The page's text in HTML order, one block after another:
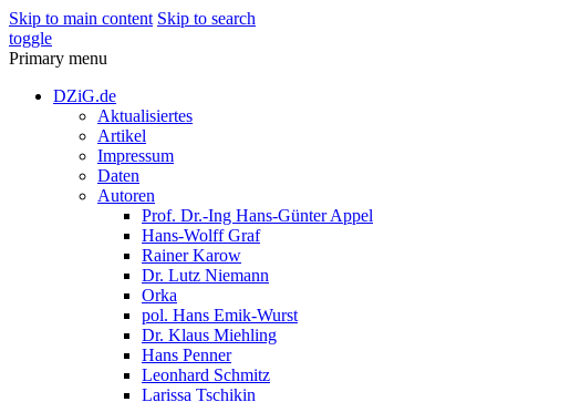
Skip to main content Skip to search
toggle
Primary menu
DZiG.de
Aktualisiertes
Artikel
Impressum
Daten
Autoren
Prof. Dr.-Ing Hans-Günter Appel
Hans-Wolff Graf
Rainer Karow
Dr. Lutz Niemann
Orka
pol. Hans Emik-Wurst
Dr. Klaus Miehling
Hans Penner
Leonhard Schmitz
Larissa Tschikin